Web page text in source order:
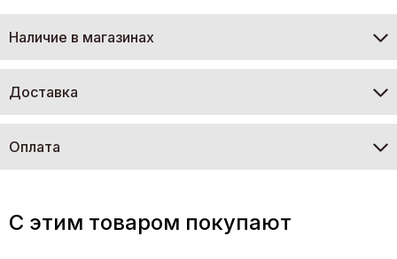
Наличие в магазинах
Доставка
Оплата
C этим товаром покупают